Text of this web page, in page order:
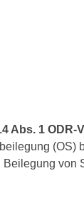
Abs. 1 ODR-
(OS)